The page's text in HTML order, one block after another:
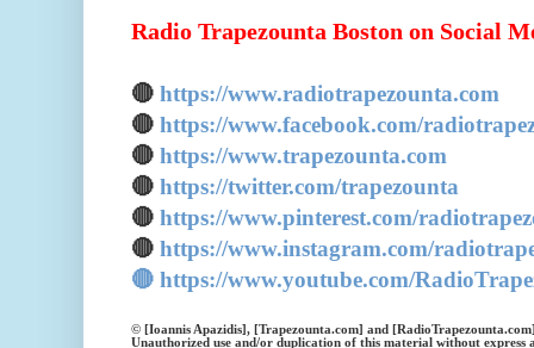
Radio Trapezounta Boston on Social
🔴 https://www.radiotrapezounta.com
🔴 https://www.facebook.com/
🔴 https://www.trapezounta.com
🔴 https://twitter.com/trapezounta
🔴 https://www.pinterest.com/
🔴 https://www.instagram.com/
🔴 https://www.youtube.com/
© [Ioannis Apazidis], [Trapezounta.com] and
Unauthorized use and/or duplication of this material without express